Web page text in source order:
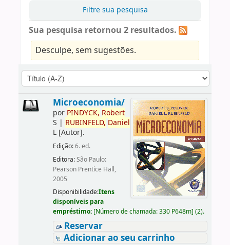
Filtre sua pesquisa
Sua pesquisa retornou 2 resultados.
Desculpe, sem sugestões.
Microeconomia/
por PINDYCK, Robert
S | RUBINFELD, Daniel
L[Autor].
Edição:6. ed.
Editora:São Paulo:
Pearson Prentice Hall,
2005
Disponibilidade:Itens
disponíveis para
empréstimo: [Número de chamada:330 P648m] (2).
Reservar
Adicionar ao seu carrinho